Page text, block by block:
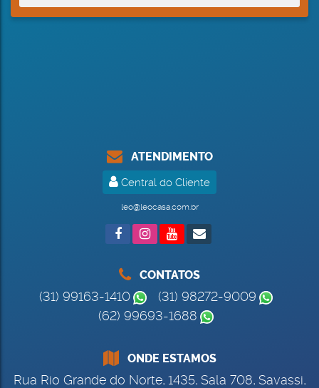
ATENDIMENTO
Central do Cliente
leo@leocasa.com.br
CONTATOS
(31) 99163-1410
(31) 98272-9009
(62) 99693-1688
ONDE ESTAMOS
Rua Rio Grande do Norte, 1435, Sala 708, Savassi,